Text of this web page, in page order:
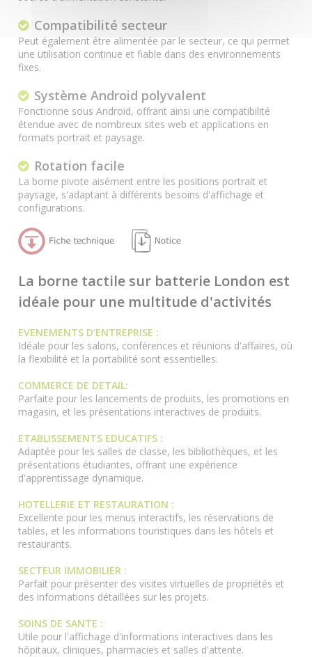
Compatibilité secteur
Peut également être alimentée par le secteur, ce qui permet
une utilisation continue et fiable dans des environnements
fixes.
Système Android polyvalent
Fonctionne sous Android, offrant ainsi une compatibilité
étendue avec de nombreux sites web et applications en
formats portrait et paysage.
Rotation facile
La borne pivote aisément entre les positions portrait et
paysage, s'adaptant à différents besoins d'affichage et
configurations.
La borne tactile sur batterie London est
idéale pour une multitude d'activités
EVENEMENTS D'ENTREPRISE :
Idéale pour les salons, conférences et réunions d'affaires, où
la flexibilité et la portabilité sont essentielles.
COMMERCE DE DETAIL:
Parfaite pour les lancements de produits, les promotions en
magasin, et les présentations interactives de produits.
ETABLISSEMENTS EDUCATIFS :
Adaptée pour les salles de classe, les bibliothèques, et les
présentations étudiantes, offrant une expérience
d'apprentissage dynamique.
HOTELLERIE ET RESTAURATION :
Excellente pour les menus interactifs, les réservations de
tables, et les informations touristiques dans les hôtels et
restaurants.
SECTEUR IMMOBILIER :
Parfait pour présenter des visites virtuelles de propriétés et
des informations détaillées sur les projets.
SOINS DE SANTE :
Utile pour l'affichage d'informations interactives dans les
hôpitaux, cliniques, pharmacies et salles d'attente.